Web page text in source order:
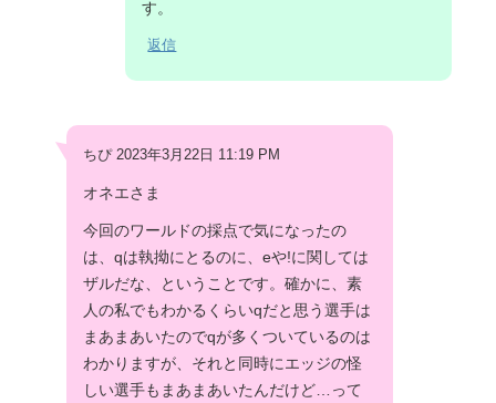
す。
返信
ちぴ 2023年3月22日 11:19 PM
オネエさま
今回のワールドの採点で気になったの
は、qは執拗にとるのに、eや!に関しては
ザルだな、ということです。確かに、素
人の私でもわかるくらいqだと思う選手は
まあまあいたのでqが多くついているのは
わかりますが、それと同時にエッジの怪
しい選手もまあまあいたんだけど…って